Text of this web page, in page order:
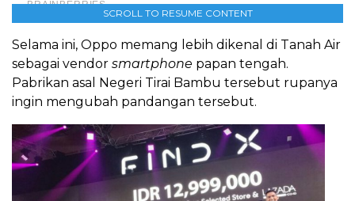
SCROLL TO RESUME CONTENT
Selama ini, Oppo memang lebih dikenal di Tanah Air
sebagai vendor smartphone papan tengah.
Pabrikan asal Negeri Tirai Bambu tersebut rupanya
ingin mengubah pandangan tersebut.